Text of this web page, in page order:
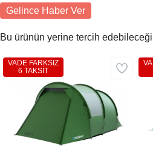
Gelince Haber Ver
Bu ürünün yerine tercih
VADE FARKSIZ
6 TAKSİT